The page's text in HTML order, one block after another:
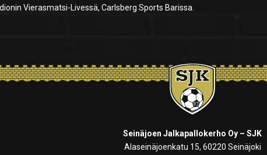
Vierasmatsi-Livessä, Carlsberg Sports Barissa.
Seinäjoen Jalkapallokerho Oy – SJK
Alaseinäjoenkatu 15, 60220 Seinäjoki